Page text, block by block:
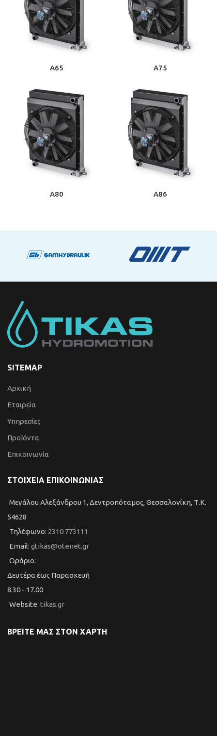
A65 A75
A80 A86
SITEMAP
Αρχική
Εταιρεία
Υπηρεσίες
Προϊόντα
Επικοινωνία
ΣΤΟΙΧΕΙΑ ΕΠΙΚΟΙΝΩΝΙΑΣ
Μεγάλου Αλεξάνδρου 1, Δεντροπόταμος, Θεσσαλονίκη, Τ.Κ.
54628
Τηλέφωνο: 2310 773111
Email: gtikas@otenet.gr
Ωράριο:
Δευτέρα έως Παρασκευή
8.30 - 17.00
Website: tikas.gr
ΒΡΕΙΤΕ ΜΑΣ ΣΤΟΝ ΧΑΡΤΗ